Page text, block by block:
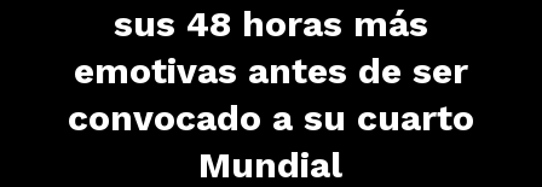
sus 48 horas más
emotivas antes de ser
convocado a su cuarto
Mundial